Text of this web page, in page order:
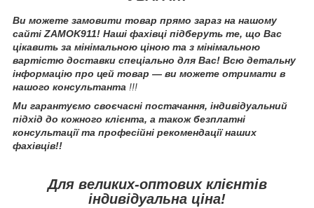
Ви можете замовити товар прямо зараз на нашому
сайті ZAMOK911! Наші фахівці підберуть те, що Вас
цікавить за мінімальною ціною та з мінімальною
вартістю доставки спеціально для Вас! Всю детальну
інформацію про цей товар — ви можете отримати в
нашого консультанта !!!
Ми гарантуємо своєчасні постачання, індивідуальний
підхід до кожного клієнта, а також безплатні
консультації та професійні рекомендації наших
фахівців!!
Для великих-оптових клієнтів
індивідуальна ціна!